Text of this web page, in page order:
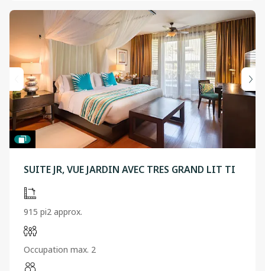
SUITE JR, VUE JARDIN AVEC TRES GRAND LIT TI
915 pi2 approx.
Occupation max. 2